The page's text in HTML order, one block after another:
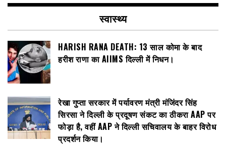
स्वास्थ्य
HARISH RANA DEATH: 13 साल कोमा के बाद
हरीश राणा का AIIMS दिल्ली में निधन।
रेखा गुप्ता सरकार में पर्यावरण मंत्री मंजिंदर सिंह
सिरसा ने दिल्ली के प्रदूषण संकट का ठीकरा AAP पर
फोड़ा है, वहीं AAP ने दिल्ली सचिवालय के बाहर विरोध
प्रदर्शन किया।